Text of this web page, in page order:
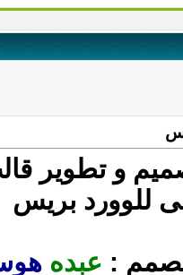
و تطوير
للوورد بريس
: عبده